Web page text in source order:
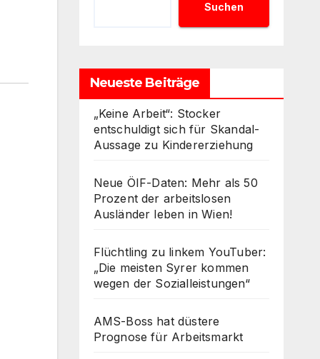
Suchen
Neueste Beiträge
„Keine Arbeit“: Stocker
entschuldigt sich für Skandal-
Aussage zu Kindererziehung
Neue ÖIF-Daten: Mehr als 50
Prozent der arbeitslosen
Ausländer leben in Wien!
Flüchtling zu linkem YouTuber:
„Die meisten Syrer kommen
wegen der Sozialleistungen“
AMS-Boss hat düstere
Prognose für Arbeitsmarkt